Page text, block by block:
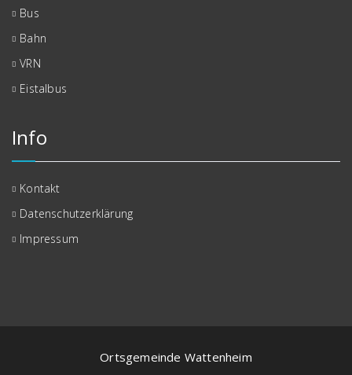
Bus
Bahn
VRN
Eistalbus
Info
Kontakt
Datenschutzerklärung
Impressum
Ortsgemeinde Wattenheim